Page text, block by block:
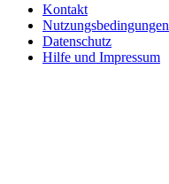
Kontakt
Nutzungsbedingungen
Datenschutz
Hilfe und Impressum